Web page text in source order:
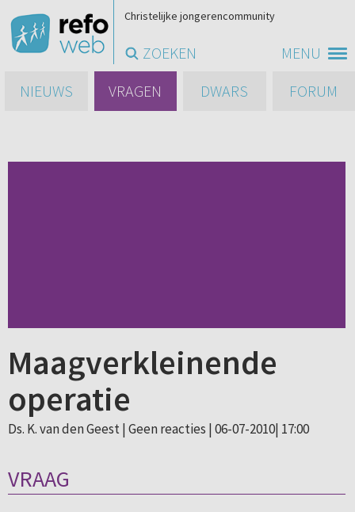
MENU
Christelijke jongerencommunity
ZOEKEN
NIEUWS
VRAGEN DWARS FORUM
Maagverkleinende
operatie
Ds. K. van den Geest | Geen reacties | 06-07-2010| 17:00
VRAAG